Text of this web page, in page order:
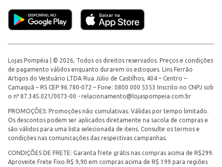
Lojas Pompéia | © 2026, Todos os direitos reservados. Preços e condições
de pagamento válidos enquanto durarem os estoques. Lins Ferrão
Artigos do Vestuário LTDA Rua Júlio de Castilhos, 404 – Centro –
Camaquã – RS CEP 96.780-072 – Fone: 0800 000 5353 Inscrito no CNPJ sob
o nº 87.345.021/0073-00 - relacionamento@lojaspompeia.com.br
PROMOÇÕES: Promoções não cumulativas. Válidas por tempo limitado.
Os descontos podem ser aplicados diretamente na sacola de compras e
são válidos para uma lista selecionada de itens. Consulte os termos e
condições nas comunicações das respectivas campanhas.
CONDIÇÕES DE FRETE: Garanta frete grátis nas compras acima de R$299.
Aproveite Frete Fixo R$ 9,90 em compras acima de R$ 199 para regiões